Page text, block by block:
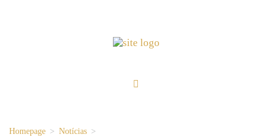
Homepage > Notícias >